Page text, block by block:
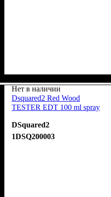
Нет в наличии
Dsquared2 Red Wood
TESTER EDT 100 ml spray
DSquared2
1DSQ200003